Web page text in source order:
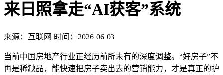
来日照拿走“AI获客”系统
来源： 互联网 时间：2026-06-03
当前中国房地产行业正经历前所未有的深度调整。“好房子”不
再是稀缺品，能快速把房子卖出去的营销能力，才是真正的护